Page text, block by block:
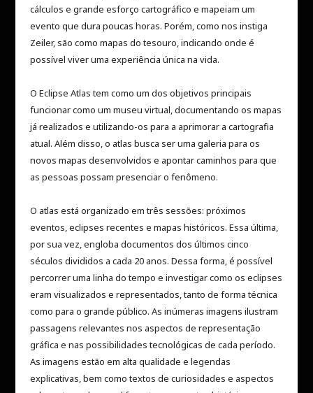
cálculos e grande esforço cartográfico e mapeiam um
evento que dura poucas horas. Porém, como nos instiga
Zeiler, são como mapas do tesouro, indicando onde é
possível viver uma experiência única na vida.
O Eclipse Atlas tem como um dos objetivos principais
funcionar como um museu virtual, documentando os mapas
já realizados e utilizando-os para a aprimorar a cartografia
atual. Além disso, o atlas busca ser uma galeria para os
novos mapas desenvolvidos e apontar caminhos para que
as pessoas possam presenciar o fenômeno.
O atlas está organizado em três sessões: próximos
eventos, eclipses recentes e mapas históricos. Essa última,
por sua vez, engloba documentos dos últimos cinco
séculos divididos a cada 20 anos. Dessa forma, é possível
percorrer uma linha do tempo e investigar como os eclipses
eram visualizados e representados, tanto de forma técnica
como para o grande público. As inúmeras imagens ilustram
passagens relevantes nos aspectos de representação
gráfica e nas possibilidades tecnológicas de cada período.
As imagens estão em alta qualidade e legendas
explicativas, bem como textos de curiosidades e aspectos